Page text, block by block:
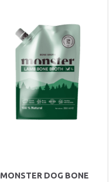
MONSTER DOG BONE